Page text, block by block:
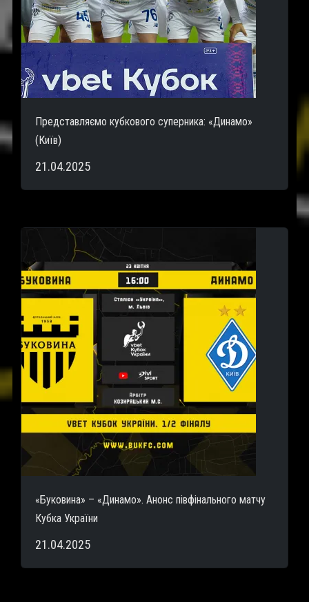
Представляємо кубкового суперника: «Динамо»
(Київ)
21.04.2025
«Буковина» – «Динамо». Анонс півфінального матчу
Кубка України
21.04.2025